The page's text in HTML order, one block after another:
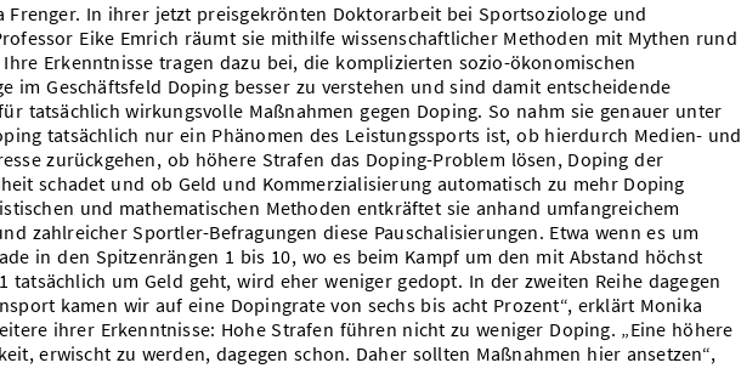
Frenger. In ihrer jetzt preisgekrönten Doktorarbeit bei Sportsoziologe und
Eike Emrich räumt sie mithilfe wissenschaftlicher Methoden mit Mythen rund
Erkenntnisse tragen dazu bei, die komplizierten sozio-ökonomischen
im Geschäftsfeld Doping besser zu verstehen und sind damit entscheidende
tatsächlich wirkungsvolle Maßnahmen gegen Doping. So nahm sie genauer unter
tatsächlich nur ein Phänomen des Leistungssports ist, ob hierdurch Medien- und
zurückgehen, ob höhere Strafen das Doping-Problem lösen, Doping der
schadet und ob Geld und Kommerzialisierung automatisch zu mehr Doping
und mathematischen Methoden entkräftet sie anhand umfangreichem
zahlreicher Sportler-Befragungen diese Pauschalisierungen. Etwa wenn es um
in den Spitzenrängen 1 bis 10, wo es beim Kampf um den mit Abstand höchst
tatsächlich um Geld geht, wird eher weniger gedopt. In der zweiten Reihe dagegen
kamen wir auf eine Dopingrate von sechs bis acht Prozent“, erklärt Monika
ihrer Erkenntnisse: Hohe Strafen führen nicht zu weniger Doping. „Eine höhere
erwischt zu werden, dagegen schon. Daher sollten Maßnahmen hier ansetzen“,